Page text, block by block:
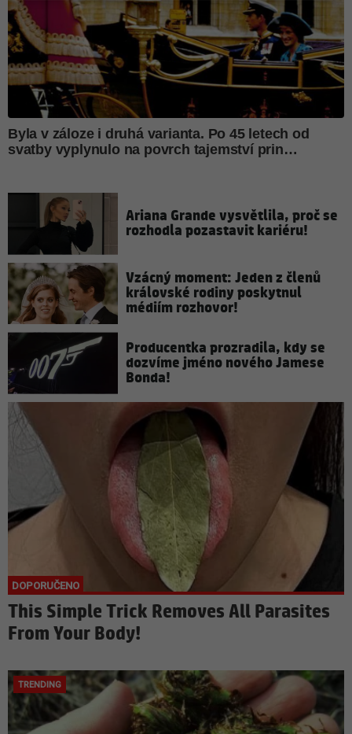
Ariana Grande vysvětlila, proč se
rozhodla pozastavit kariéru!
Vzácný moment: Jeden z členů
královské rodiny poskytnul
médiím rozhovor!
Producentka prozradila, kdy se
dozvíme jméno nového Jamese
Bonda!
This Simple Trick Removes All Parasites
From Your Body!